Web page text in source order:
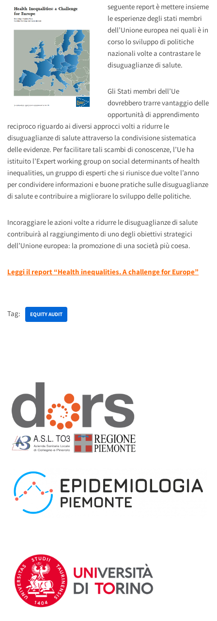
seguente report è mettere insieme
le esperienze degli stati membri
dell’Unione europea nei quali è in
corso lo sviluppo di politiche
nazionali volte a contrastare le
disuguaglianze di salute.
Gli Stati membri dell’Ue
dovrebbero trarre vantaggio delle
opportunità di apprendimento
reciproco riguardo ai diversi approcci volti a ridurre le
disuguaglianze di salute attraverso la condivisione sistematica
delle evidenze. Per facilitare tali scambi di conoscenze, l’Ue ha
istituito l’Expert working group on social determinants of health
inequalities, un gruppo di esperti che si riunisce due volte l’anno
per condividere informazioni e buone pratiche sulle disuguaglianze
di salute e contribuire a migliorare lo sviluppo delle politiche.
Incoraggiare le azioni volte a ridurre le disuguaglianze di salute
contribuirà al raggiungimento di uno degli obiettivi strategici
dell’Unione europea: la promozione di una società più coesa.
Leggi il report “Health inequalities. A challenge for Europe”
Tag: EQUITY AUDIT